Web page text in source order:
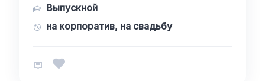
Выпускной
на корпоратив, на свадьбу